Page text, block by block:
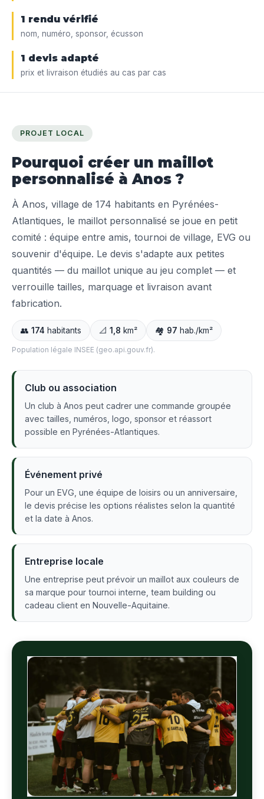
1 rendu vérifié
nom, numéro, sponsor, écusson
1 devis adapté
prix et livraison étudiés au cas par cas
PROJET LOCAL
Pourquoi créer un maillot
personnalisé à Anos ?
À Anos, village de 174 habitants en Pyrénées-
Atlantiques, le maillot personnalisé se joue en petit
comité : équipe entre amis, tournoi de village, EVG ou
souvenir d'équipe. Le devis s'adapte aux petites
quantités — du maillot unique au jeu complet — et
verrouille tailles, marquage et livraison avant
fabrication.
👥 174 habitants 📐 1,8 km² 🏘️ 97 hab./km²
Population légale INSEE (geo.api.gouv.fr).
Club ou association
Un club à Anos peut cadrer une commande groupée
avec tailles, numéros, logo, sponsor et réassort
possible en Pyrénées-Atlantiques.
Événement privé
Pour un EVG, une équipe de loisirs ou un anniversaire,
le devis précise les options réalistes selon la quantité
et la date à Anos.
Entreprise locale
Une entreprise peut prévoir un maillot aux couleurs de
sa marque pour tournoi interne, team building ou
cadeau client en Nouvelle-Aquitaine.